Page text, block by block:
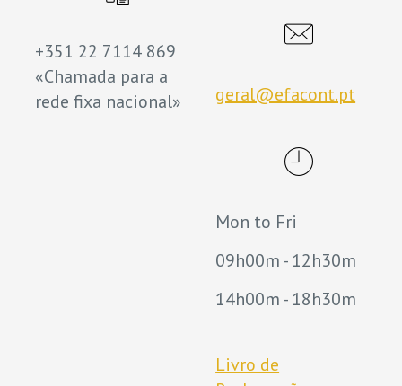
+351 22 7114 869
«Chamada para a
rede fixa nacional»
geral@efacont.pt
Mon to Fri
09h00m - 12h30m
14h00m - 18h30m
Livro de